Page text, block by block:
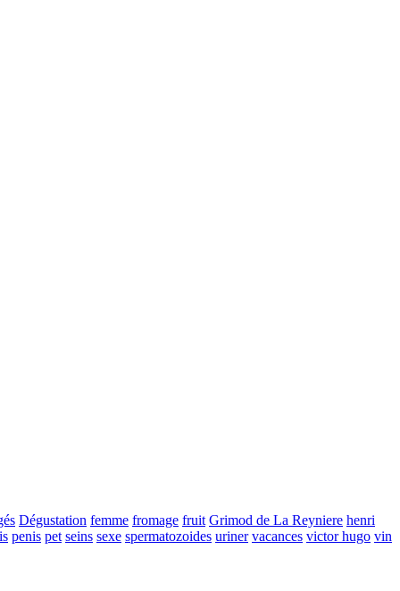
Dégustation femme fromage fruit Grimod de La Reyniere henri
penis pet seins sexe spermatozoides uriner vacances victor hugo vin